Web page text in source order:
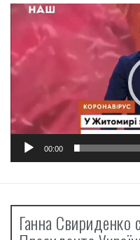
Відеопрогравач
00:00
Ганна Свириденко